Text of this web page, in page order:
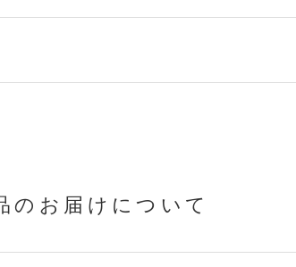
のお届けについて